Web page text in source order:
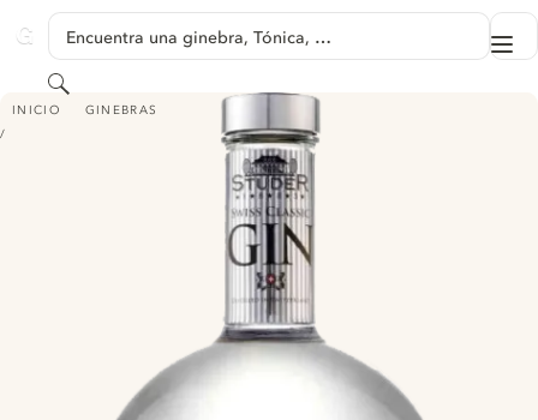
GINVENTORY
Encuentra una ginebra, Tónica, …
Buscar
INICIO GINEBRAS
STUDER SWISS GIN CLASSIC